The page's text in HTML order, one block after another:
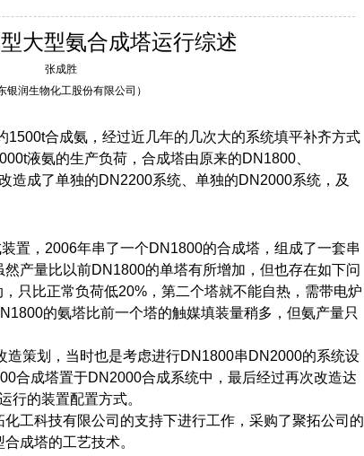
型大型氨合成塔运行综述
张成胜
银润生物化工股份有限公司）
1500t合成氨，经过近几年的几次大的系统填平补齐方式
液氨的生产负荷，合成塔由原来的DN1800
造成了单独的DN2200系统、单独的DN2000系统，及
置， 2006年串了一个DN1800的合成塔，组成了一套串
然产量比以前DN1800的单塔有所增加，但也存在如下问
只比正常负荷低20% ，第二个塔就不能自热，需带电炉
的氨塔比前一个塔的触媒填装量稍多，但氨产量只
造策划，当时也是考虑进行DN1800串 DN2000的系统设
合成塔置于DN2000合成系统中，最后经过再次改造达
行的装置配置方式。
工科技有限公司的支持下进行工作，采购了聚拓公司的
合成塔的工艺技术。